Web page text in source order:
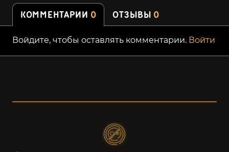
КОММЕНТАРИИ 0 ОТЗЫВЫ 0
Войдите, чтобы оставлять комментарии. Войти